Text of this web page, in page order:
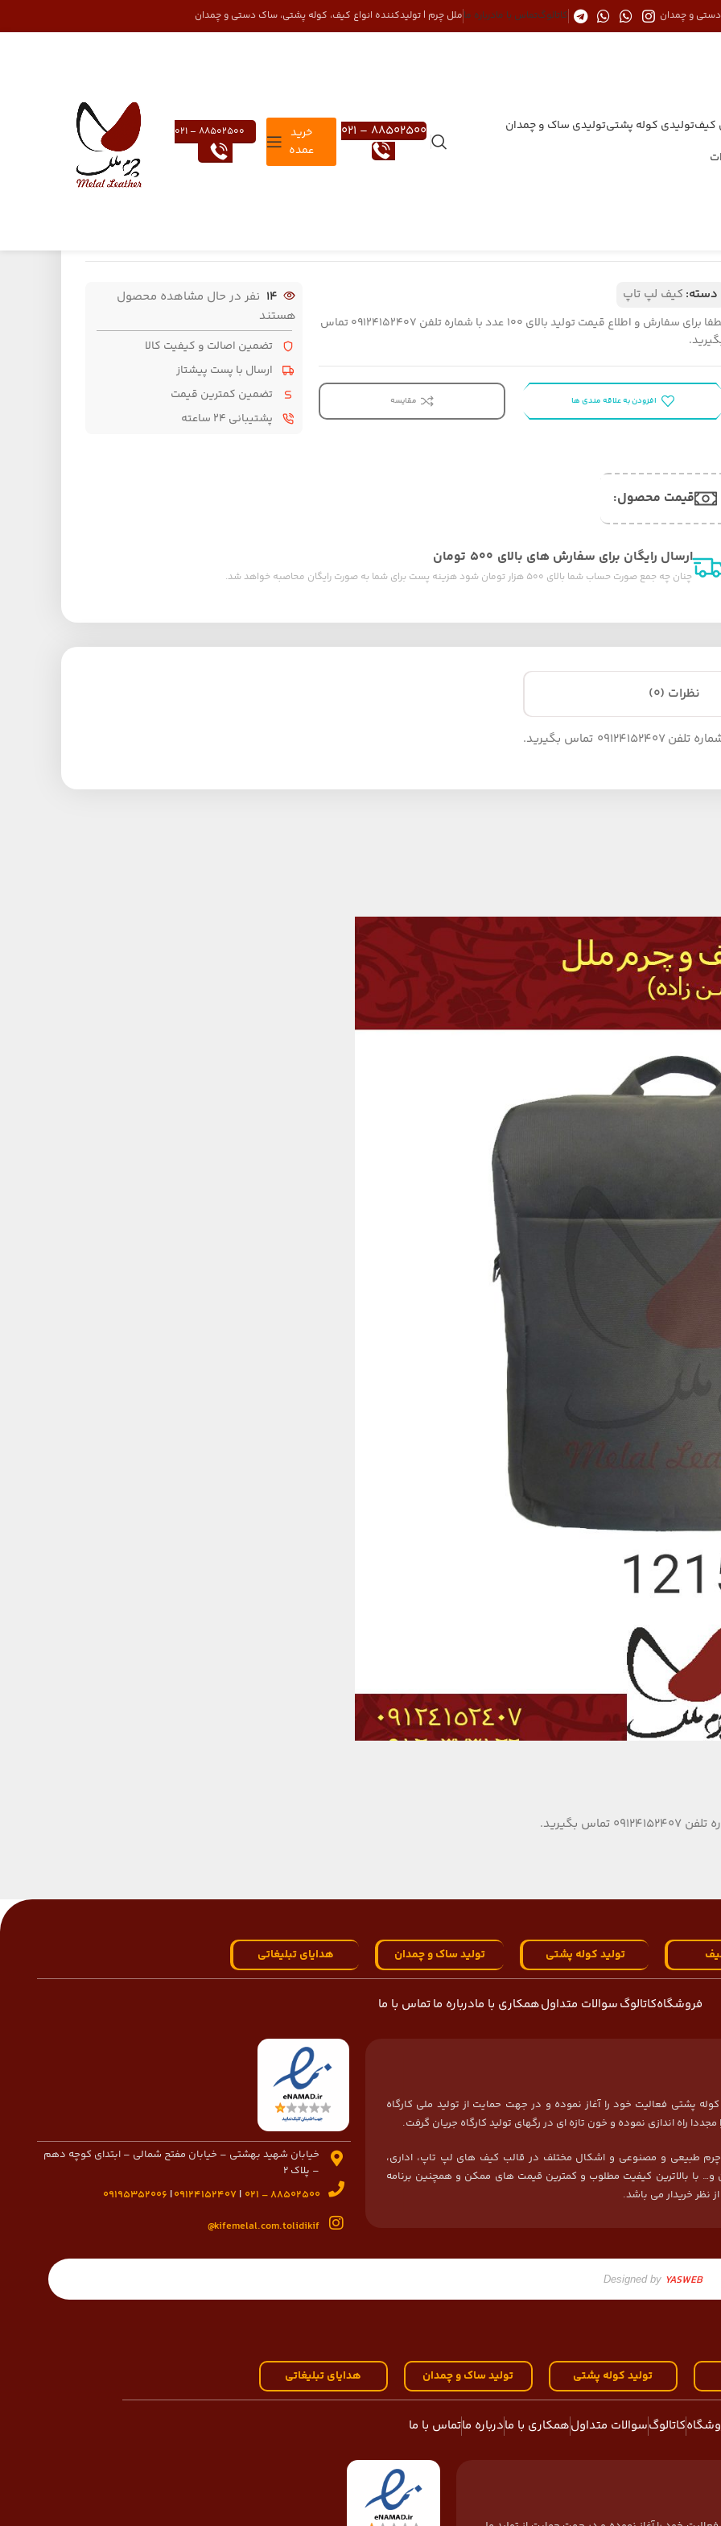
دستی و چمدان کاتالوگتماس با مادرباره ماملل چرم | تولیدکننده انواع کیف، کوله پشتی، ساک دستی و چمدان
کیفتولیدی کوله پشتیتولیدی ساک و چمدان
88502500 – 021
خرید
عمده
88502500 – 021
دسته: کیف لپ تاپ
لطفا برای سفارش و اطلاع قیمت تولید بالای 100 عدد با شماره تلفن 09124152407 تماس
افزودن به علاقه مندی ها مقایسه
14 نفر در حال مشاهده محصول
هستند
تضمین اصالت و کیفیت کالا
ارسال با پست پیشتاز
تضمین کمترین قیمت
پشتیبانی ۲۴ ساعته
قیمت محصول:​
ارسال رایگان برای سفارش های بالای ۵۰۰ تومان
چنان چه جمع صورت حساب شما بالای ۵۰۰ هزار تومان شود هزینه پست برای شما به صورت رایگان محاصبه خواهد شد.
نظرات (0)
تولید کوله پشتی تولید ساک و چمدان هدایای تبلیغاتی
فروشگاهکاتالوگسوالات متداولهمکاری با مادرباره ماتماس با ما
1384 در زمینه تولید کیف و کوله پشتی فعالیت خود را آغاز نموده و در جهت حمایت از تولید ملی کارگاه
طبیعی و مصنوعی و اشکال مختلف در قالب کیف های لپ تاپ، اداری،
با بالاترین کیفیت مطلوب و کمترین قیمت های ممکن و همچنین برنامه
نظر خریدار می باشد.
خیابان شهید بهشتی – خیابان مفتح شمالی – ابتدای کوچه دهم
– پلاک 2
88502500 – 021
|
09124152407
|
09195352006
kifemelal.com.tolidikif@
Designed by YASWEB
تولید کوله پشتی تولید ساک و چمدان هدایای تبلیغاتی
کاتالوگسوالات متداولهمکاری با مادرباره ماتماس با ما